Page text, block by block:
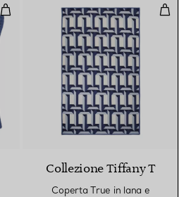
Cuscino True in lana e
3 Colori
Collezione Tiffany T
Coperta True in lana e